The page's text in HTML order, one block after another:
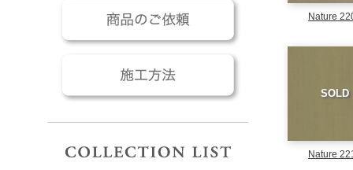
Nature
SOLD
Nature